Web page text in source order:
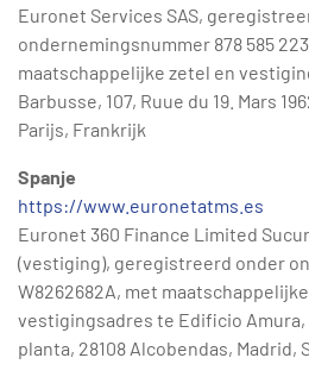
Euronet Services SAS,
ondernemingsnummer 878 585
maatschappelijke zetel en
Barbusse, 107, Ruue du 19. Mars
Parijs, Frankrijk
Spanje
https://www.euronetatms.es
Euronet 360 Finance Limited
(vestiging), geregistreerd onder
W8262682A, met
vestigingsadres te Edificio Amura,
planta, 28108 Alcobendas, Madrid,